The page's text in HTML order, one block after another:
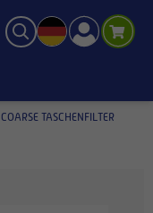
TASCHENFILTER